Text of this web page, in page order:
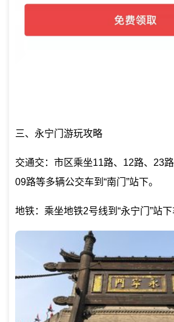
三、永宁门游玩攻略
交通交：市区乘坐11路、12路、23
09路等多辆公交车到“南门”站下。
地铁：乘坐地铁2号线到“永宁门”站下